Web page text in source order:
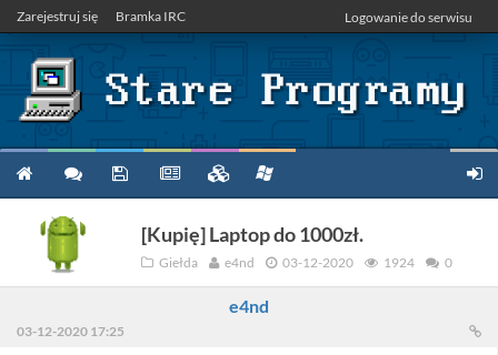
Zarejestruj się Bramka IRC Logowanie do serwisu
[Kupię] Laptop do 1000zł.
Giełda e4nd 03-12-2020 1924 0
e4nd
03-12-2020 17:25